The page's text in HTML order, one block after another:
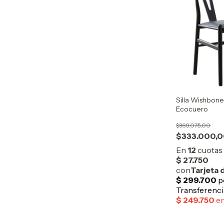
Silla
Ecocuero
$369.075,00